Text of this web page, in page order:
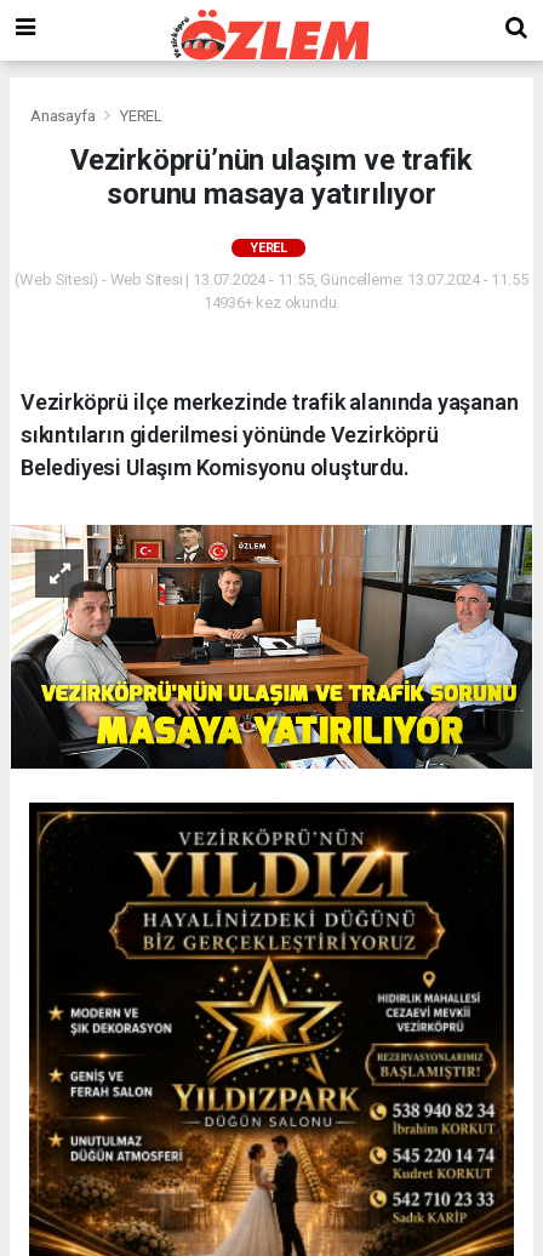
Anasayfa YEREL
Vezirköprü’nün ulaşım ve trafik
sorunu masaya yatırılıyor
YEREL
(Web Sitesi) - Web Sitesi | 13.07.2024 - 11:55, Güncelleme: 13.07.2024 - 11:55
14936+ kez okundu.
Vezirköprü ilçe merkezinde trafik alanında yaşanan
sıkıntıların giderilmesi yönünde Vezirköprü
Belediyesi Ulaşım Komisyonu oluşturdu.